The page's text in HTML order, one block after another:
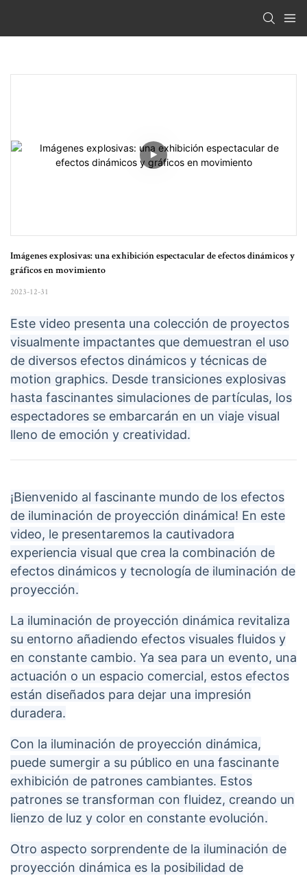
Imágenes explosivas: una exhibición espectacular de efectos dinámicos y
gráficos en movimiento
2023-12-31
Este video presenta una colección de proyectos
visualmente impactantes que demuestran el uso
de diversos efectos dinámicos y técnicas de
motion graphics. Desde transiciones explosivas
hasta fascinantes simulaciones de partículas, los
espectadores se embarcarán en un viaje visual
lleno de emoción y creatividad.
¡Bienvenido al fascinante mundo de los efectos
de iluminación de proyección dinámica! En este
video, le presentaremos la cautivadora
experiencia visual que crea la combinación de
efectos dinámicos y tecnología de iluminación de
proyección.
La iluminación de proyección dinámica revitaliza
su entorno añadiendo efectos visuales fluidos y
en constante cambio. Ya sea para un evento, una
actuación o un espacio comercial, estos efectos
están diseñados para dejar una impresión
duradera.
Con la iluminación de proyección dinámica,
puede sumergir a su público en una fascinante
exhibición de patrones cambiantes. Estos
patrones se transforman con fluidez, creando un
lienzo de luz y color en constante evolución.
Otro aspecto sorprendente de la iluminación de
proyección dinámica es la posibilidad de